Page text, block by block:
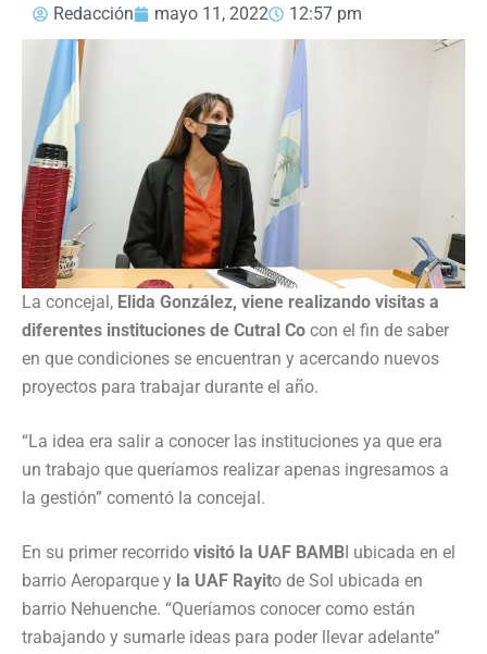
Redacción
mayo 11, 2022 12:57 pm
La concejal, Elida González, viene realizando visitas a
diferentes instituciones de Cutral Co con el fin de saber
en que condiciones se encuentran y acercando nuevos
proyectos para trabajar durante el año.
“La idea era salir a conocer las instituciones ya que era
un trabajo que queríamos realizar apenas ingresamos a
la gestión” comentó la concejal.
En su primer recorrido visitó la UAF BAMB I ubicada en el
barrio Aeroparque y la UAF Rayito de Sol ubicada en
barrio Nehuenche. “Queríamos conocer como están
trabajando y sumarle ideas para poder llevar adelante”